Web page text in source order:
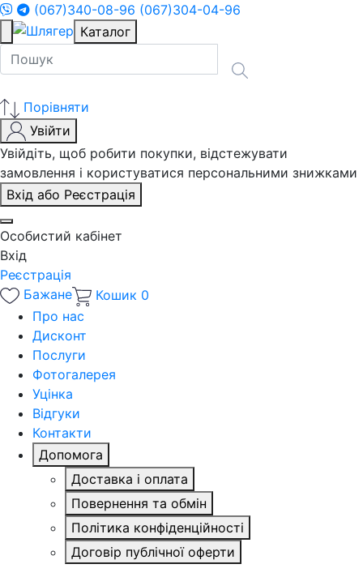
(067)340-08-96 (067)304-04-96
Каталог
Порівняти
Увійти
Увійдіть, щоб робити покупки, відстежувати
замовлення і користуватися персональними знижками
Вхід або Реєстрація
Особистий кабінет
Вхід
Реєстрація
Бажане
Кошик 0
Про нас
Дисконт
Послуги
Фотогалерея
Уцінка
Відгуки
Контакти
Допомога
Доставка і оплата
Повернення та обмін
Політика конфіденційності
Договір публічної оферти